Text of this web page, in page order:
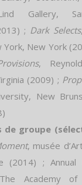
Gallery,
; Dark Selects
York, New York
,
(2009) ;
New
de groupe
, musée
(2014) ; Annual
The Academy